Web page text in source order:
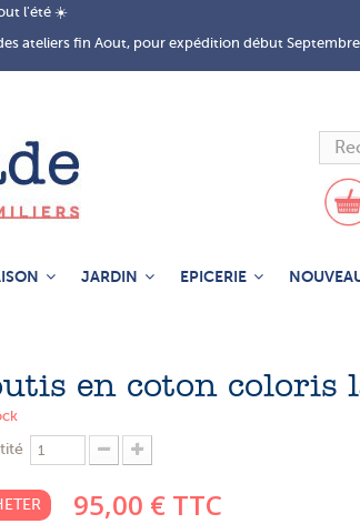
l'été ☀️
ateliers fin Aout, pour expédition début
JARDIN EPICERIE
en coton coloris
95,00 € TTC